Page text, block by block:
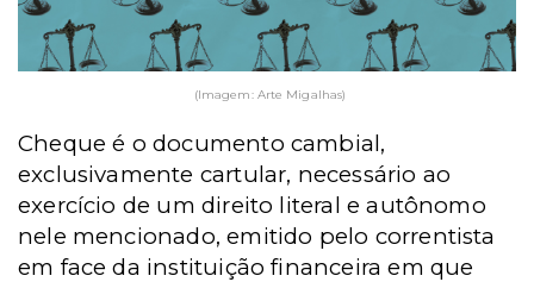
(Imagem: Arte Migalhas)
Cheque é o documento cambial,
exclusivamente cartular, necessário ao
exercício de um direito literal e autônomo
nele mencionado, emitido pelo correntista
em face da instituição financeira em que